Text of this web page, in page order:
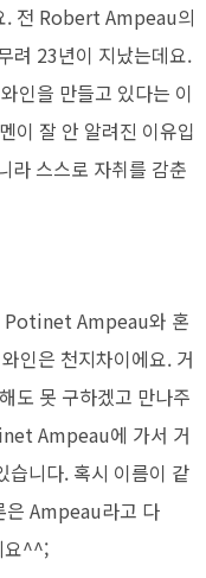
. 전 Robert Ampeau의
려 23년이 지났는데요.
인을 만들고 있다는 이
이 잘 안 알려진 이유입
라 스스로 자취를 감춘
Potinet Ampeau와 혼
인은 천지차이에요. 거
도 못 구하겠고 만나주
Ampeau에 가서 거
습니다. 혹시 이름이 같
은 Ampeau라고 다
요^^;